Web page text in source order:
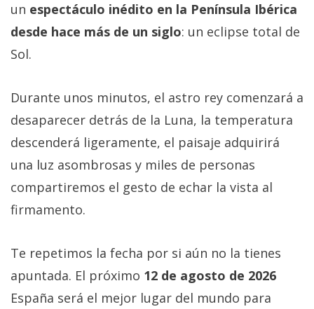
un espectáculo inédito en la Península Ibérica
desde hace más de un siglo: un eclipse total de
Sol.
Durante unos minutos, el astro rey comenzará a
desaparecer detrás de la Luna, la temperatura
descenderá ligeramente, el paisaje adquirirá
una luz asombrosas y miles de personas
compartiremos el gesto de echar la vista al
firmamento.
Te repetimos la fecha por si aún no la tienes
apuntada. El próximo 12 de agosto de 2026
España será el mejor lugar del mundo para